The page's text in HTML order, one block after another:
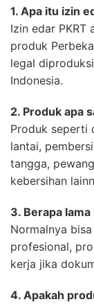
1. Apa itu izin
Izin edar PKRT
produk
legal
Indonesia.
2. Produk apa
Produk seperti
lantai,
tangga,
kebersihan
3. Berapa
Normalnya
profesional,
kerja jika
4. Apakah